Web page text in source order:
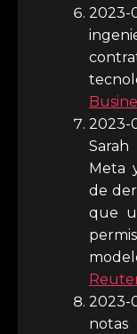
Meta
de
que
2023-
notas